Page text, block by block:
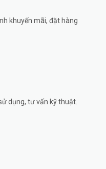
khuyến mãi, đặt hàng
dụng, tư vấn kỹ thuật.